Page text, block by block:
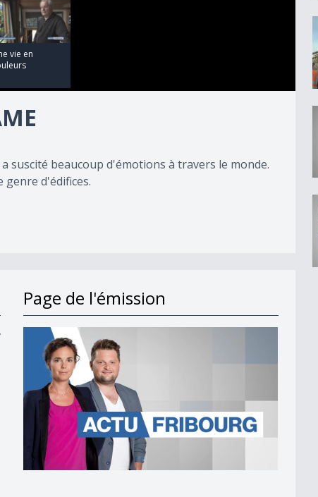
vie en
suscité beaucoup d'émotions à travers le monde.
genre d'édifices.
Page de l'émission